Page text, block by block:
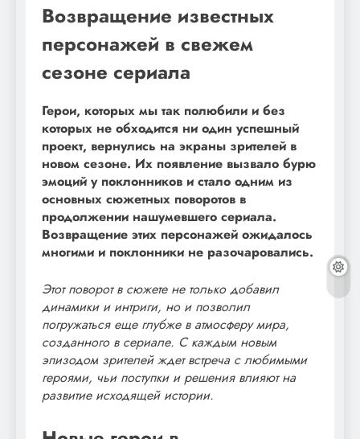
Возвращение известных
персонажей в свежем
сезоне сериала
Герои, которых мы так полюбили и без
которых не обходится ни один успешный
проект, вернулись на экраны зрителей в
новом сезоне. Их появление вызвало бурю
эмоций у поклонников и стало одним из
основных сюжетных поворотов в
продолжении нашумевшего сериала.
Возвращение этих персонажей ожидалось
многими и поклонники не разочаровались.
Этот поворот в сюжете не только добавил
динамики и интриги, но и позволил
погружаться еще глубже в атмосферу мира,
созданного в сериале. С каждым новым
эпизодом зрителей ждет встреча с любимыми
героями, чьи поступки и решения влияют на
развитие исходящей истории.